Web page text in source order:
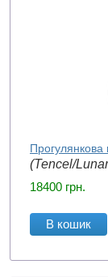
(Tencel/
18400 грн.
В кошик